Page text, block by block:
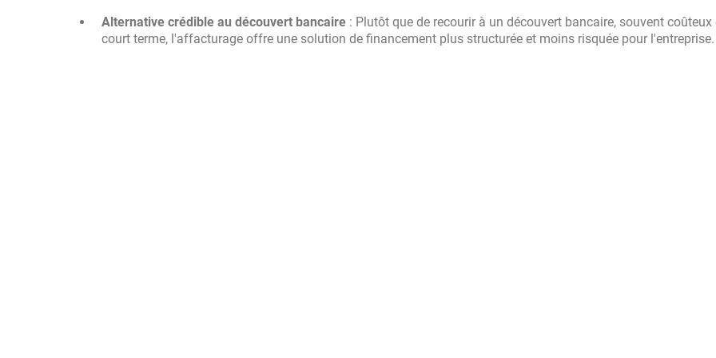
Alternative crédible au découvert bancaire : Plutôt que de recourir à un découvert bancaire, souvent coûteux
court terme, l'affacturage offre une solution de financement plus structurée et moins risquée pour l'entreprise.